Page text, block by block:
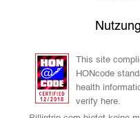
This site
HONcode
health
verify here.